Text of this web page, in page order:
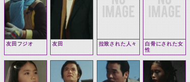
友田フジオ 友田 拉致された人々
白骨にされた女
性